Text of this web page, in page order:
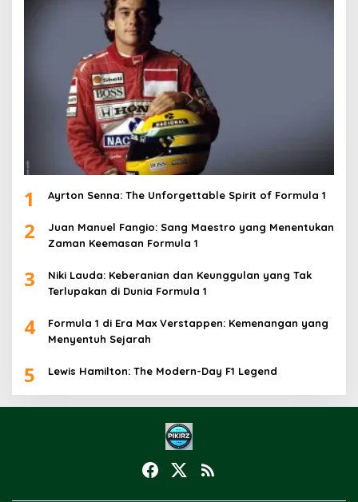
1 Ayrton Senna: The Unforgettable Spirit of Formula 1
2
Juan Manuel Fangio: Sang Maestro yang Menentukan
Zaman Keemasan Formula 1
3
Niki Lauda: Keberanian dan Keunggulan yang Tak
Terlupakan di Dunia Formula 1
4
Formula 1 di Era Max Verstappen: Kemenangan yang
Menyentuh Sejarah
5 Lewis Hamilton: The Modern-Day F1 Legend